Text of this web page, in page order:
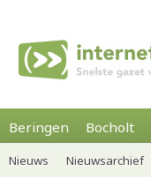
Beringen Bocholt
Nieuws Nieuwsarchief